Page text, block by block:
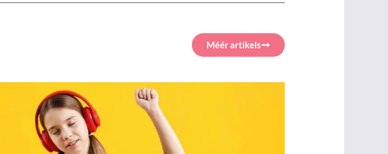
Méér artikels